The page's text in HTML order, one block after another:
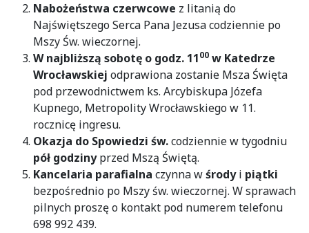
Nabożeństwa czerwcowe z litanią do
Najświętszego Serca Pana Jezusa codziennie po
Mszy Św. wieczornej.
W najbliższą sobotę o godz. 1100 w Katedrze
Wrocławskiej odprawiona zostanie Msza Święta
pod przewodnictwem ks. Arcybiskupa Józefa
Kupnego, Metropolity Wrocławskiego w 11.
rocznicę ingresu.
Okazja do Spowiedzi św.codziennie w tygodniu
pół godzinyprzed Mszą Świętą.
Kancelaria parafialna czynna wśrodyi piątki
bezpośrednio po Mszy św. wieczornej. W sprawach
pilnych proszę o kontakt pod numerem telefonu
698 992 439.